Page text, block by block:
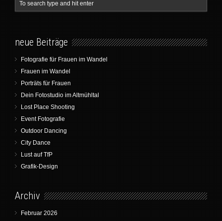
neue Beiträge
Fotografie für Frauen im Wandel
Frauen im Wandel
Porträts für Frauen
Dein Fotostudio im Altmühltal
Lost Place Shooting
Event Fotografie
Outdoor Dancing
City Dance
Lust auf TfP
Grafik-Design
Archiv
Februar 2026